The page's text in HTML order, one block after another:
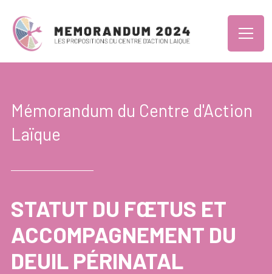
Mémorandum du Centre d'Action
Laïque
STATUT DU FŒTUS ET
ACCOMPAGNEMENT DU
DEUIL PÉRINATAL